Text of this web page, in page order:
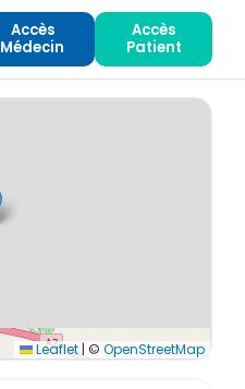
Accès
Médecin
Accès
Patient
Leaflet| © OpenStreetMap